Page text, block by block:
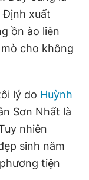
Định xuất
ồn ào liên
cho không
lý do Huỳnh
Sơn Nhất là
nhiên
sinh năm
tiện